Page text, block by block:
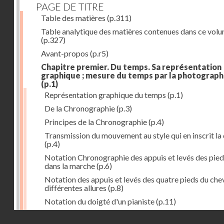
PAGE DE TITRE
Table des matières (p.311)
Table analytique des matières contenues dans ce
(p.327)
Avant-propos (p.r5)
Chapitre premier. Du temps. Sa représentation
graphique ; mesure du temps par la
(p.1)
Représentation graphique du temps (p.1)
De la Chronographie(p.3)
Principes de la Chronographie(p.4)
Transmission du mouvement au style qui en inscrit la
(p.4)
Notation Chronographie des appuis et levés des
dans la marche(p.6)
Notation des appuis et levés des quatre pieds du
différentes allures (p.8)
Notation du doigté d'un pianiste(p.11)